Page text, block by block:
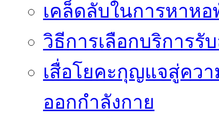
เคล็ดลับในการหาหอ
วิธีการเลือกบริการรั
เสื่อโยคะกุญแจสู่คว
ออกกำลังกาย